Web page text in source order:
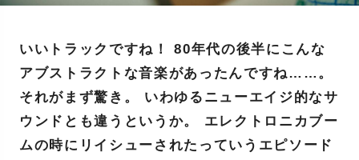
いいトラックですね！ 80年代の後半にこんな
アブストラクトな音楽があったんですね……。
それがまず驚き。 いわゆるニューエイジ的なサ
ウンドとも違うというか。 エレクトロニカブー
ムの時にリイシューされたっていうエピソード